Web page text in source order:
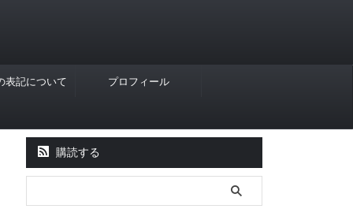
表記について プロフィール
購読する